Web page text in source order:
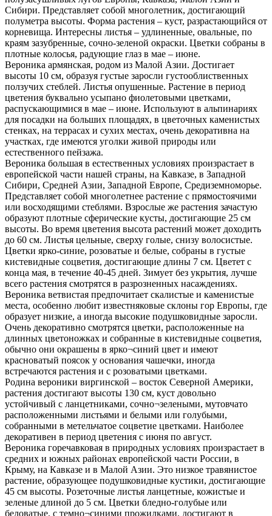
Сибири. Представляет собой многолетник, достигающий
полуметра высоты. Форма растения – куст, разрастающийся от
корневища. Интересны листья – удлиненные, овальные, по
краям зазубренные, сочно-зеленой окраски. Цветки собраны в
плотные колосья, радующие глаз в мае – июне.
Вероника армянская, родом из Малой Азии. Достигает
высоты 10 см, образуя густые заросли густооблиственных
ползучих стеблей. Листья опушенные. Растение в период
цветения буквально усыпано фиолетовыми цветками,
распускающимися в мае – июне. Используют в альпинариях
для посадки на больших площадях, в цветочных каменистых
стенках, на террасах и сухих местах, очень декоративна на
участках, где имеются уголки живой природы или
естественного пейзажа.
Вероника большая в естественных условиях произрастает в
европейской части нашей страны, на Кавказе, в Западной
Сибири, Средней Азии, Западной Европе, Средиземноморье.
Представляет собой многолетнее растение с прямостоячими
или восходящими стеблями. Взрослые же растения зачастую
образуют плотные сферические кусты, достигающие 25 см
высоты. Во время цветения высота растений может доходить
до 60 см. Листья цельные, сверху голые, снизу волосистые.
Цветки ярко-синие, розоватые и белые, собраны в густые
кистевидные соцветия, достигающие длины 7 см. Цветет с
конца мая, в течение 40-45 дней. Зимует без укрытия, лучше
всего растения смотрятся в разрозненных насаждениях.
Вероника ветвистая предпочитает скалистые и каменистые
места, особенно любит известняковые склоны гор Европы, где
образует низкие, а иногда высокие подушковидные заросли.
Очень декоративно смотрятся цветки, расположенные на
длинных цветоножках и собранные в кистевидные соцветия,
обычно они окрашены в ярко¬синий цвет и имеют
красноватый поясок у основания чашечки, иногда
встречаются растения и с розоватыми цветками.
Родина вероники виргинской – восток Северной Америки,
растения достигают высоты 130 см, куст довольно
устойчивый с ланцетниками, сочно¬зелеными, мутовчато
расположенными листьями и белыми или голубыми,
собранными в метельчатое соцветие цветками. Наиболее
декоративен в период цветения с июня по август.
Вероника горечавковая в природных условиях произрастает в
средних и южных районах европейской части России, в
Крыму, на Кавказе и в Малой Азии. Это низкое травянистое
растение, образующее подушковидные кустики, достигающие
45 см высоты. Розеточные листья ланцетные, кожистые и
зеленые длиной до 5 см. Цветки бледно-голубые или
беловатые, с темно¬синими прожилками, достигают в